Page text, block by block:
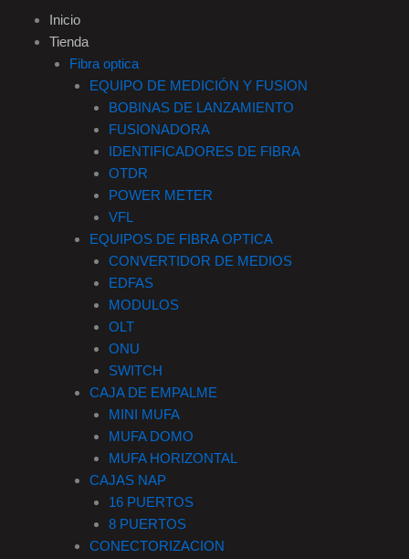
e
b a
g
r
a
m
o
k d
i
n
Inicio
Tienda
Fibra optica
EQUIPO DE MEDICIÓN Y FUSION
BOBINAS DE LANZAMIENTO
FUSIONADORA
IDENTIFICADORES DE FIBRA
OTDR
POWER METER
VFL
EQUIPOS DE FIBRA OPTICA
CONVERTIDOR DE MEDIOS
EDFAS
MODULOS
OLT
ONU
SWITCH
CAJA DE EMPALME
MINI MUFA
MUFA DOMO
MUFA HORIZONTAL
CAJAS NAP
16 PUERTOS
8 PUERTOS
CONECTORIZACION